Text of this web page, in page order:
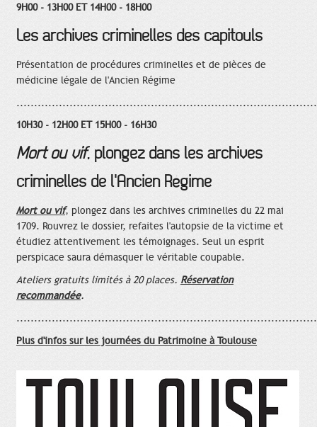
9H00 - 13H00 ET 14H00 - 18H00
Les archives criminelles des capitouls
Présentation de procédures criminelles et de pièces de
médicine légale de l'Ancien Régime
10H30 - 12H00 ET 15H00 - 16H30
Mort ou vif, plongez dans les archives
criminelles de l'Ancien Régime
Mort ou vif, plongez dans les archives criminelles du 22 mai
1709. Rouvrez le dossier, refaites l'autopsie de la victime et
étudiez attentivement les témoignages. Seul un esprit
perspicace saura démasquer le véritable coupable.
Ateliers gratuits limités à 20 places. Réservation
recommandée.
Plus d'infos sur les journées du Patrimoine à Toulouse